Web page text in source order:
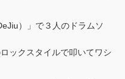
）」で３人のドラムソ
ックスタイルで叩いてワシ